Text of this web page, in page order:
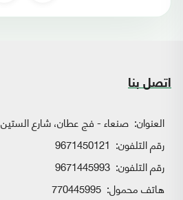
اتصل بنا
العنوان: صنعاء - فج عطان، شارع الستين
رقم التلفون: 9671450121
رقم التلفون: 9671445993
هاتف محمول: 770445995